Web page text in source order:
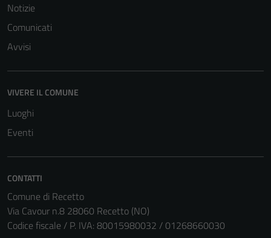
Notizie
Comunicati
Avvisi
VIVERE IL COMUNE
Luoghi
Eventi
CONTATTI
Comune di Recetto
Via Cavour n.8 28060 Recetto (NO)
Codice fiscale / P. IVA: 80015980032 / 01268660030